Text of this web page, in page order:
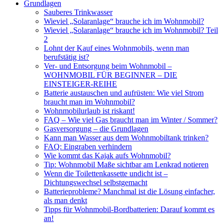
Grundlagen
Sauberes Trinkwasser
Wieviel „Solaranlage“ brauche ich im Wohnmobil?
Wieviel „Solaranlage“ brauche ich im Wohnmobil? Teil
2
Lohnt der Kauf eines Wohnmobils, wenn man
berufstätig ist?
Ver- und Entsorgung beim Wohnmobil –
WOHNMOBIL FÜR BEGINNER – DIE
EINSTEIGER-REIHE
Batterie austauschen und aufrüsten: Wie viel Strom
braucht man im Wohnmobil?
Wohnmobilurlaub ist riskant!
FAQ – Wie viel Gas braucht man im Winter / Sommer?
Gasversorgung – die Grundlagen
Kann man Wasser aus dem Wohnmobiltank trinken?
FAQ: Eingraben verhindern
Wie kommt das Kajak aufs Wohnmobil?
Tip: Wohnmobil Maße sichtbar am Lenkrad notieren
Wenn die Toilettenkassette undicht ist –
Dichtungswechsel selbstgemacht
Batterieprobleme? Manchmal ist die Lösung einfacher,
als man denkt
Tipps für Wohnmobil-Bordbatterien: Darauf kommt es
an!